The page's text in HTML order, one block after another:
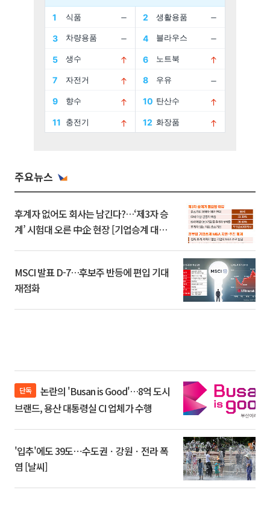
주요뉴스
후계자 없어도 회사는 남긴다?…‘제3자 승
계’ 시험대 오른 中企 현장 [기업승계 대전
MSCI 발표 D-7…후보주 반등에 편입 기대
재점화
단독
브랜드, 용산 대통령실 CI 업체가 수행
'입추'에도 39도⋯수도권ㆍ강원ㆍ전라 폭
염 [날씨]